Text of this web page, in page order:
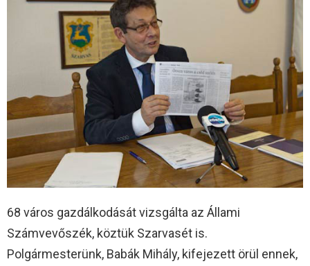
68 város gazdálkodását vizsgálta az Állami
Számvevőszék, köztük Szarvasét is.
Polgármesterünk, Babák Mihály, kifejezett örül ennek,